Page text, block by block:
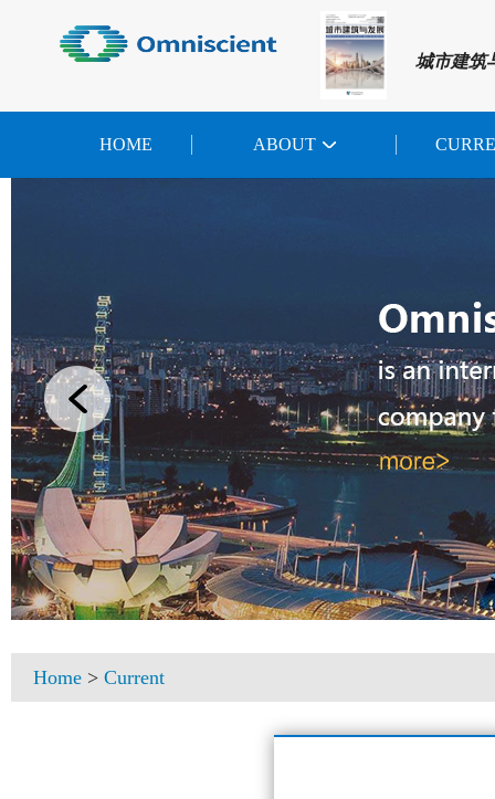
城市建筑
HOME ABOUT
Home > Current